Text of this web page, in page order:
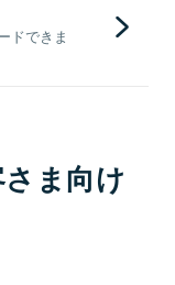
ドできま
ま向け